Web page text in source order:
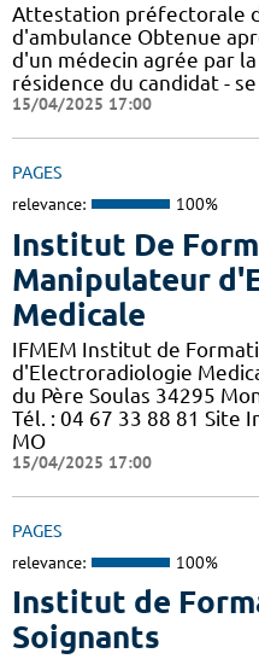
Attestation préfectorale
d'ambulance Obtenue
d'un médecin agrée par
résidence du candidat -
15/04/2025 17:00
PAGES
relevance: 100%
Institut De
Manipulateur
Medicale
IFMEM Institut de
d'Electroradiologie
du Père Soulas 34295
Tél. : 04 67 33 88 81 Site
MO
15/04/2025 17:00
PAGES
relevance: 100%
Institut de
Soignants